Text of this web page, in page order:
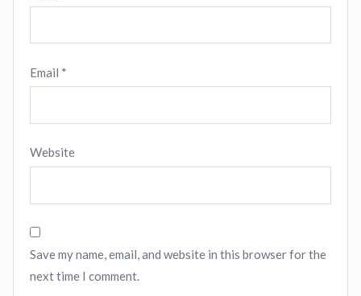
Email *
Website
Save my name, email, and website in this browser for the
next time I comment.